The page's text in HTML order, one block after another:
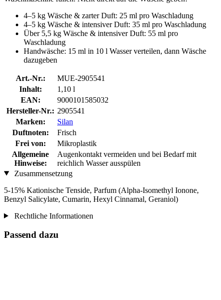
4–5 kg Wäsche & zarter Duft: 25 ml pro Waschladung
4–5 kg Wäsche & intensiver Duft: 35 ml pro Waschladung
Über 5,5 kg Wäsche & intensiver Duft: 55 ml pro
Waschladung
Handwäsche: 15 ml in 10 l Wasser verteilen, dann Wäsche
dazugeben
Art.-Nr.:
MUE-2905541
Inhalt:
1,10 l
EAN:
9000101585032
Hersteller-Nr.: 2905541
Marken:
Silan
Duftnoten:
Frisch
Frei von:
Mikroplastik
Allgemeine
Hinweise:
Augenkontakt vermeiden und bei Bedarf mit
reichlich Wasser ausspülen
Zusammensetzung
5-15% Kationische Tenside, Parfum (Alpha-Isomethyl Ionone,
Benzyl Salicylate, Cumarin, Hexyl Cinnamal, Geraniol)
Rechtliche Informationen
Passend dazu